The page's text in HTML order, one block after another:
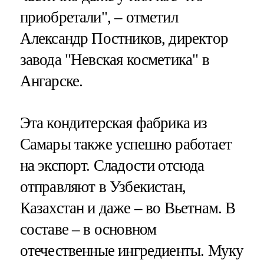
приобретали", – отметил
Александр Постников, директор
завода "Невская косметика" в
Ангарске.
Эта кондитерская фабрика из
Самары также успешно работает
на экспорт. Сладости отсюда
отправляют в Узбекистан,
Казахстан и даже – во Вьетнам. В
составе – в основном
отечественные ингредиенты. Муку